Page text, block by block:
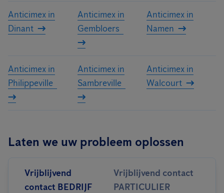
Anticimex in
Dinant
Anticimex in
Gembloers
Anticimex in
Namen
Anticimex in
Philippeville
Anticimex in
Sambreville
Anticimex in
Walcourt
Laten we uw probleem oplossen
Vrijblijvend
contact BEDRIJF
Vrijblijvend contact
PARTICULIER